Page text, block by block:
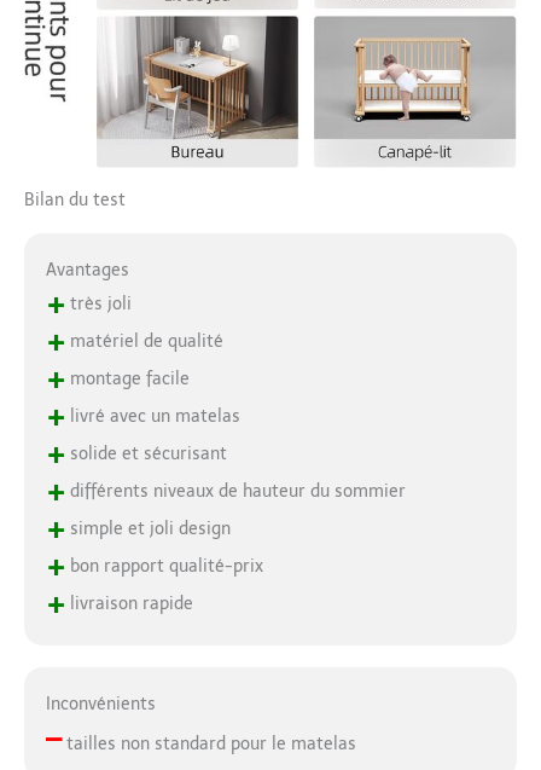
Bilan du test
Avantages
+ très joli
+ matériel de qualité
+ montage facile
+ livré avec un matelas
+ solide et sécurisant
+ différents niveaux de hauteur du sommier
+ simple et joli design
+ bon rapport qualité-prix
+ livraison rapide
Inconvénients
–tailles non standard pour le matelas